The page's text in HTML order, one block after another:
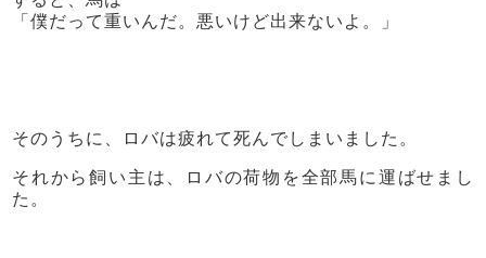
「僕だって重いんだ。悪いけど出来ないよ。」
そのうちに、ロバは疲れて死んでしまいました。
それから飼い主は、ロバの荷物を全部馬に運ばせまし
た。